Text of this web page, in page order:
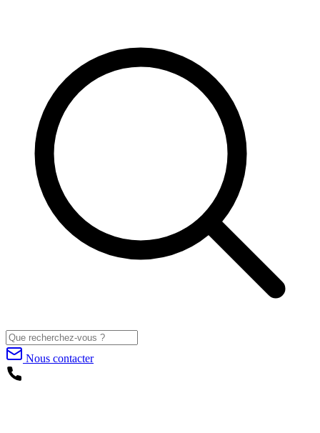
Nous contacter